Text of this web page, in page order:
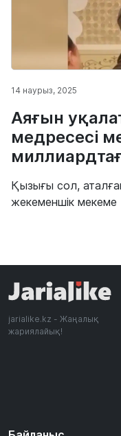
14 наурыз, 2025
Аяғын
медресесі
Қызығы сол,
жекеменшік мекеме
jarialike.kz - Жаңалық
жариялайық!